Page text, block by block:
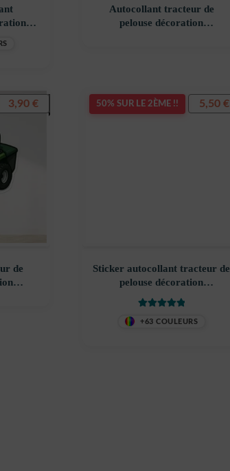
Autocollant tracteur de
pelouse décoration
de
3,90€ 50% SUR LE 2ÈME !!
Sticker autocollant tracteur de
pelouse décoration
decostickerstore – M1NFXG
+63 COULEURS
5,50 €